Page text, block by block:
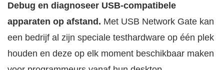
Debug en diagnoseer USB-compatibele
apparaten op afstand. Met USB Network Gate kan
een bedrijf al zijn speciale testhardware op één plek
houden en deze op elk moment beschikbaar maken